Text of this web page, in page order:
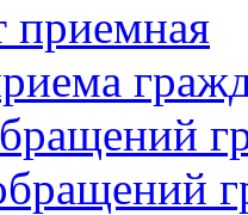
приемная